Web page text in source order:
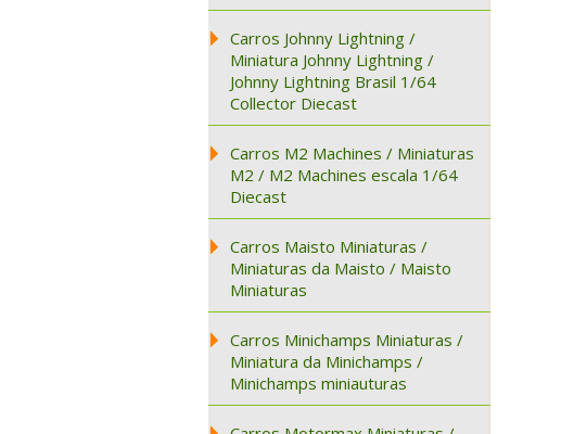
Carros Johnny Lightning /
Miniatura Johnny Lightning /
Johnny Lightning Brasil 1/64
Collector Diecast
Carros M2 Machines / Miniaturas
M2 / M2 Machines escala 1/64
Diecast
Carros Maisto Miniaturas /
Miniaturas da Maisto / Maisto
Miniaturas
Carros Minichamps Miniaturas /
Miniatura da Minichamps /
Minichamps miniauturas